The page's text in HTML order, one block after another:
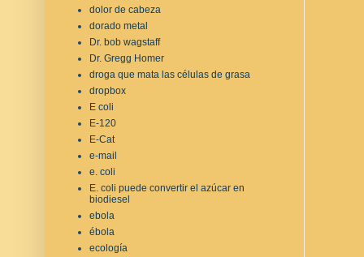
dolor de cabeza
dorado metal
Dr. bob wagstaff
Dr. Gregg Homer
droga que mata las células de grasa
dropbox
E coli
E-120
E-Cat
e-mail
e. coli
E. coli puede convertir el azúcar en
biodiesel
ebola
ébola
ecología